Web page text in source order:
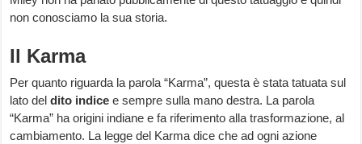
non conosciamo la sua storia.
Il Karma
Per quanto riguarda la parola “Karma”, questa è stata tatuata sul
lato deldito indicee sempre sulla mano destra. La parola
“Karma” ha origini indiane e fa riferimento alla trasformazione, al
cambiamento. La legge del Karma dice che ad ogni azione